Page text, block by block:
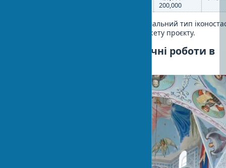
200,000
Ця таблиця допоможе вибрати оптимальний тип
відповідно до розмірів храму та бюджету проєкту.
Настінний розпис і мозаїчні роботи в